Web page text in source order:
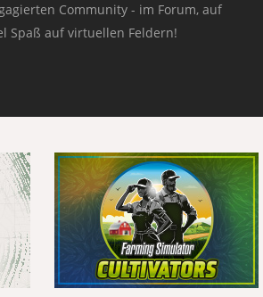
Community - im Forum, auf
Spaß auf virtuellen Feldern!